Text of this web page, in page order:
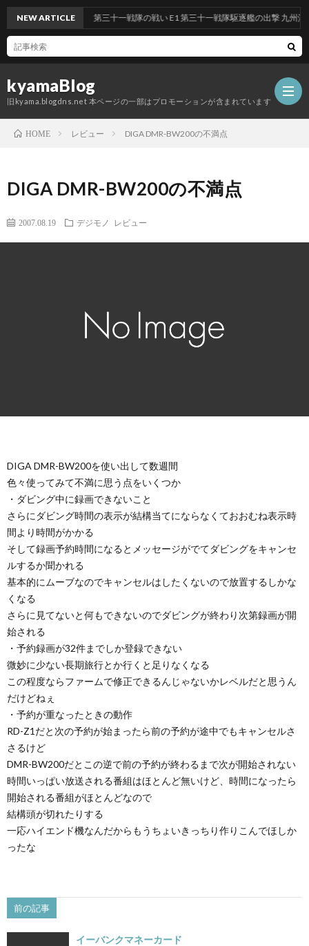
kyamaBlog
旧kyama.blogdns.net 本ページの一部はプロモーションが含まれています
NEW ARTICLE
段作戦：反撃！第三十一戦隊の戦い E1 第三十一戦隊駆逐艦の出撃 九州沖/南西
HOME レビュー DIGA DMR-BW200の不満点
DIGA DMR-BW200の不満点
2007.08.19 デジモノ レビュー
DIGA DMR-BW200を使い出して数週間
色々使ってみて不満に思う点をいくつか
・ダビング中に録画できないこと
さらにダビング時間の表示が結構当てにならなくておおむね表示時
間より時間がかかる
そして録画予約時間になるとメッセージがでてダビングをキャンセ
ルするか聞かれる
基本的にムーブなのでキャンセルはしたくないので放置するしかな
くなる
さらに見てないと何もできないのでダビングが終わり次第録画が開
始される
・予約録画が32件までしか登録できない
微妙に少ない長期旅行とか行くと足りなくなる
この程度ならファームで修正できるんじゃないかレベルだと思うん
だけどねぇ
・予約が重なったときの動作
RD-Z1だと次の予約が始まったら前の予約が途中でもキャンセルさ
さるけど
DMR-BW200だとこの逆で前の予約が終わるまで次が開始されない
時間いっぱい放送される番組はほとんど無いけど、時間になったら
開始される番組がほとんどなので
結構頭が切れたりする
一応ハイエンド機なんだからもうちょいきっちり作りこんでほしか
ったな
前の記事
イーバンクマネーカード